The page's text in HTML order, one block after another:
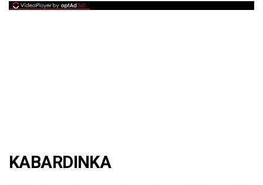
KABARDINKA